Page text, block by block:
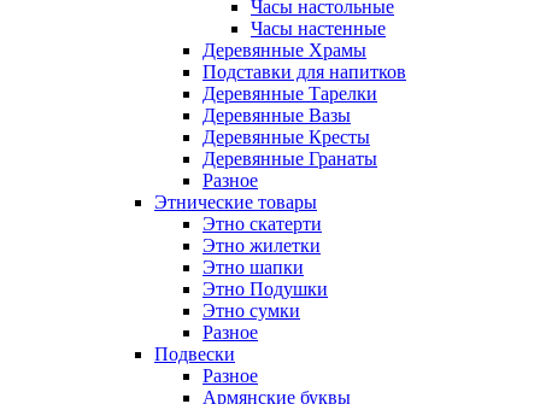
Часы настольные
Часы настенные
Деревянные Храмы
Подставки для напитков
Деревянные Тарелки
Деревянные Вазы
Деревянные Кресты
Деревянные Гранаты
Разное
Этнические товары
Этно скатерти
Этно жилетки
Этно шапки
Этно Подушки
Этно сумки
Разное
Подвески
Разное
Армянские буквы